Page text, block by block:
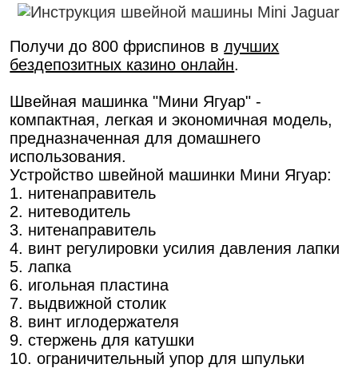
Получи до 800 фриспинов влучших
бездепозитных казино онлайн.
Швейная машинка "Мини Ягуар" -
компактная, легкая и экономичная модель,
предназначенная для домашнего
использования.
Устройство швейной машинки Мини Ягуар:
1. нитенаправитель
2. нитеводитель
3. нитенаправитель
4. винт регулировки усилия давления лапки
5. лапка
6. игольная пластина
7. выдвижной столик
8. винт иглодержателя
9. стержень для катушки
10. ограничительный упор для шпульки